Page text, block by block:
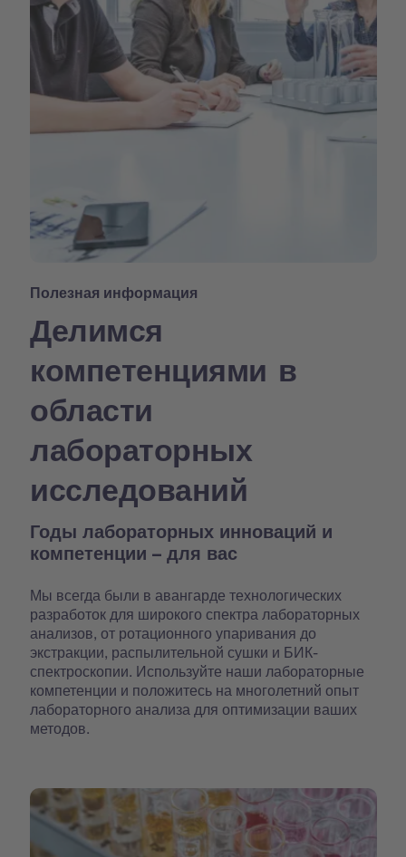
Полезная информация
Делимся
компетенциями в
области
лабораторных
исследований
Годы лабораторных инноваций и
компетенции – для вас
Мы всегда были в авангарде технологических
разработок для широкого спектра лабораторных
анализов, от ротационного упаривания до
экстракции, распылительной сушки и БИК-
спектроскопии. Используйте наши лабораторные
компетенции и положитесь на многолетний опыт
лабораторного анализа для оптимизации ваших
методов.